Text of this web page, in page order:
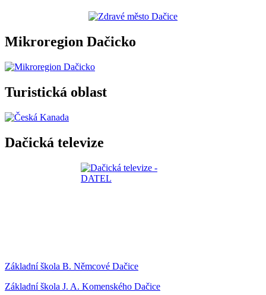
Mikroregion Dačicko
Turistická oblast
Dačická televize
Základní škola B. Němcové Dačice
Základní škola J. A. Komenského Dačice